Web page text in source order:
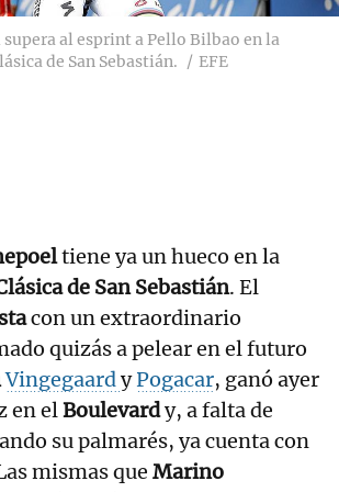
supera al esprint a Pello Bilbao en la
de San Sebastián.
EFE
tiene ya un hueco en la
de San Sebastián. El
con un extraordinario
quizás a pelear en el futuro
VingegaardyPogacar, ganó ayer
en elBoulevardy, a falta de
su palmarés, ya cuenta con
mismas que Marino